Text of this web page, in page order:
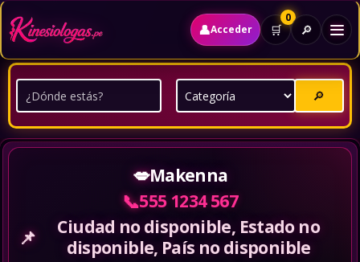
👤Acceder 🛒
0
🔎
🔎
💋Makenna
📞555 1234 567
📌
Ciudad no disponible, Estado no
disponible, País no disponible